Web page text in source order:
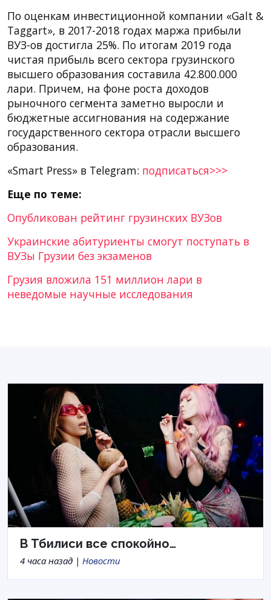
По оценкам инвестиционной компании «Galt &
Taggart», в 2017-2018 годах маржа прибыли
ВУЗ-ов достигла 25%. По итогам 2019 года
чистая прибыль всего сектора грузинского
высшего образования составила 42.800.000
лари. Причем, на фоне роста доходов
рыночного сегмента заметно выросли и
бюджетные ассигнования на содержание
государственного сектора отрасли высшего
образования.
«Smart Press» в Telegram: подписаться>>>
Еще по теме:
Опубликован рейтинг грузинских ВУЗов
Украинские абитуриенты смогут поступать в
ВУЗы Грузии без экзаменов
Грузия вложила 151 миллион лари в
неведомые научные исследования
В Тбилиси все спокойно…
4 часа назад | Новости